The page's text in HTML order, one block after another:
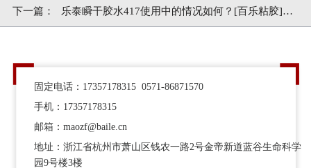
[百乐粘胶]
下一篇： 乐泰瞬干胶水417使用中的情况如何？[百乐粘胶]专
固定电话：17357178315 0571-86871570
手机：17357178315
邮箱：maozf@baile.cn
地址：浙江省杭州市萧山区钱农一路2号金帝新道蓝谷生命科学
园9号楼3楼